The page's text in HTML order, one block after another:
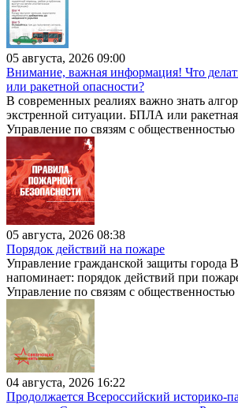
05 августа, 2026 09:00
Внимание, важная информация! Что
или ракетной опасности?
В современных реалиях важно знать
экстренной ситуации. БПЛА или
Управление по связям с
05 августа, 2026 08:38
Порядок действий на пожаре
Управление гражданской защиты города
напоминает: порядок действий при
Управление по связям с
04 августа, 2026 16:22
Продолжается Всероссийский историко-